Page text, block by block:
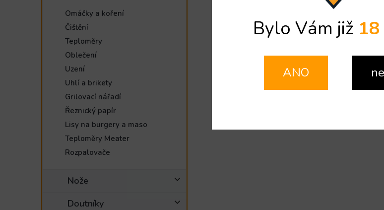
Omáčky a koření
Čištění
Teploměry
Oblečení
Uzení
Uhlí a brikety
Grilovací nářadí
Řeznický papír
Lisy na burgery a maso
Teploměry Meater
Rozpalovače
Nože
Doutníky
Bylo Vám již 18
ANO ne